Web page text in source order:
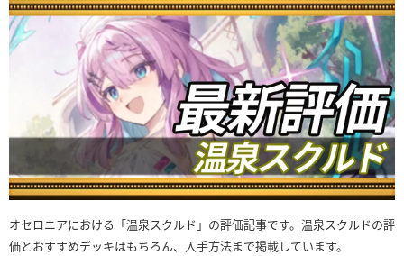
オセロニアにおける「温泉スクルド」の評価記事です。温泉スクルドの評
価とおすすめデッキはもちろん、入手方法まで掲載しています。